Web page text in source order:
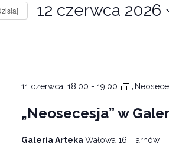
12 czerwca 2026
11 czerwca, 18:00 - 19:00
„Neosecesja” w
Galeria ArtekaWałowa 16, Tarnów